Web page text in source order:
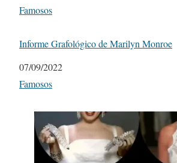
Respecto a
Famosos
Informe Grafológico de Marilyn Monroe
Fecha
07/09/2022
Respecto a
Famosos